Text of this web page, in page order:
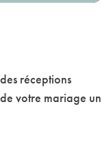
réceptions
votre mariage un